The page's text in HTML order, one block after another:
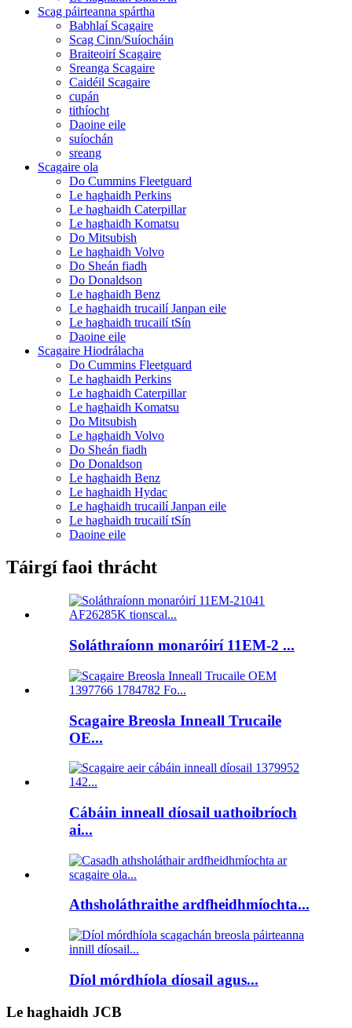
Scag páirteanna spártha
Babhlaí Scagaire
Scag Cinn/Suíocháin
Braiteoirí Scagaire
Sreanga Scagaire
Caidéil Scagaire
cupán
tithíocht
Daoine eile
suíochán
sreang
Scagaire ola
Do Cummins Fleetguard
Le haghaidh Perkins
Le haghaidh Caterpillar
Le haghaidh Komatsu
Do Mitsubish
Le haghaidh Volvo
Do Sheán fiadh
Do Donaldson
Le haghaidh Benz
Le haghaidh trucailí Janpan eile
Le haghaidh trucailí tSín
Daoine eile
Scagaire Hiodrálacha
Do Cummins Fleetguard
Le haghaidh Perkins
Le haghaidh Caterpillar
Le haghaidh Komatsu
Do Mitsubish
Le haghaidh Volvo
Do Sheán fiadh
Do Donaldson
Le haghaidh Benz
Le haghaidh Hydac
Le haghaidh trucailí Janpan eile
Le haghaidh trucailí tSín
Daoine eile
Táirgí faoi thrácht
Soláthraíonn monaróirí 11EM-2 ...
Scagaire Breosla Inneall Trucaile
OE...
Cábáin inneall díosail uathoibríoch
ai...
Athsholáthraithe ardfheidhmíochta...
Díol mórdhíola díosail agus...
Le haghaidh JCB